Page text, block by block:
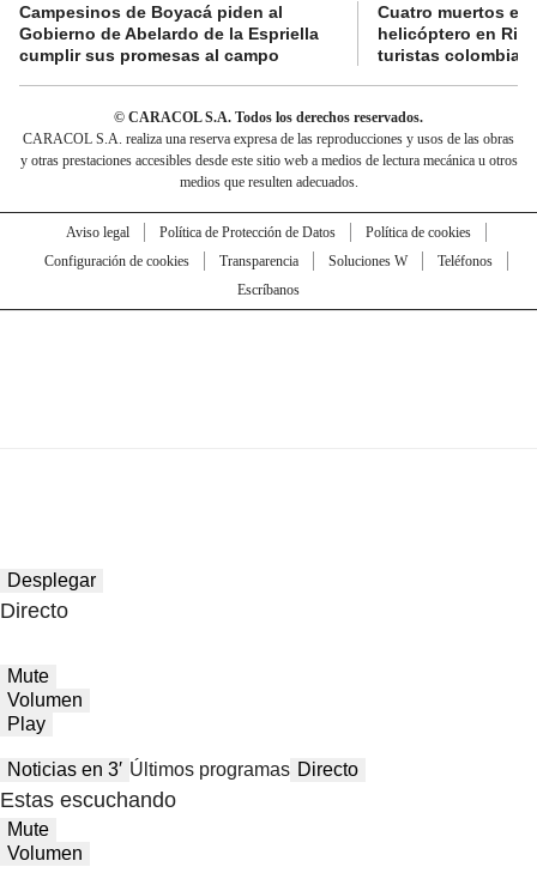
Campesinos de Boyacá piden al
Gobierno de Abelardo de la Espriella
cumplir sus promesas al campo
Cuatro muertos en
helicóptero en
turistas
© CARACOL S.A. Todos los derechos reservados.
CARACOL S.A. realiza una reserva expresa de las reproducciones y usos de las obras
y otras prestaciones accesibles desde este sitio web a medios de lectura mecánica u otros
medios que resulten adecuados.
Aviso legal Política de Protección de Datos
Política de cookies
Configuración de cookies
Transparencia Soluciones W
Teléfonos
Escríbanos
Desplegar
Directo
Mute
Volumen
Play
Noticias en 3′ Últimos programas Directo
Estas escuchando
Mute
Volumen